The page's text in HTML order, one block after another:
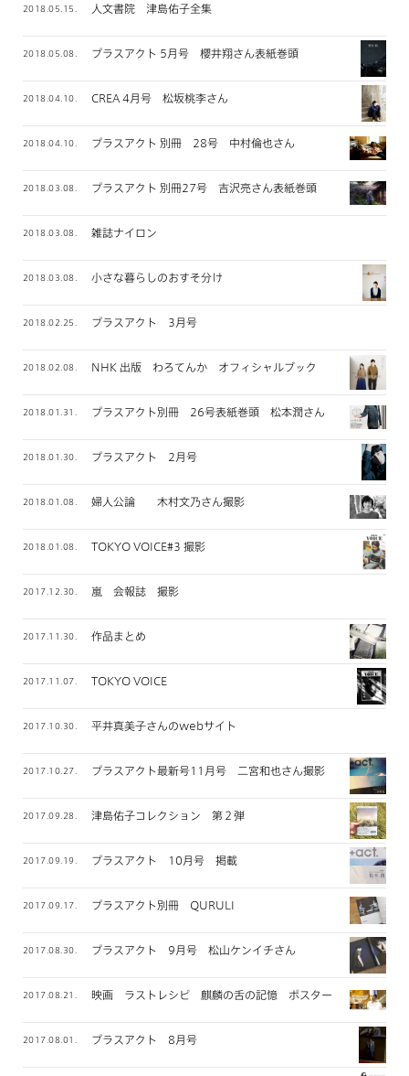
2018.05.15. 人文書院 津島佑子全集
2018.05.08. プラスアクト 5月号 櫻井翔さん表紙巻頭
2018.04.10. CREA 4月号 松坂桃李さん
2018.04.10. プラスアクト 別冊 28号 中村倫也さん
2018.03.08. プラスアクト 別冊27号 吉沢亮さん表紙巻頭
2018.03.08. 雑誌ナイロン
2018.03.08. 小さな暮らしのおすそ分け
2018.02.25. プラスアクト 3月号
2018.02.08. NHK 出版 わろてんか オフィシャルブック
2018.01.31. プラスアクト別冊 26号表紙巻頭 松本潤さん
2018.01.30. プラスアクト 2月号
2018.01.08. 婦人公論 木村文乃さん撮影
2018.01.08. TOKYO VOICE#3 撮影
2017.12.30. 嵐 会報誌 撮影
2017.11.30. 作品まとめ
2017.11.07. TOKYO VOICE
2017.10.30. 平井真美子さんのwebサイト
2017.10.27. プラスアクト最新号11月号 二宮和也さん撮影
2017.09.28. 津島佑子コレクション 第２弾
2017.09.19. プラスアクト 10月号 掲載
2017.09.17. プラスアクト別冊 QURULI
2017.08.30. プラスアクト 9月号 松山ケンイチさん
2017.08.21. 映画 ラストレシピ 麒麟の舌の記憶 ポスタービジュアル
2017.08.01. プラスアクト 8月号